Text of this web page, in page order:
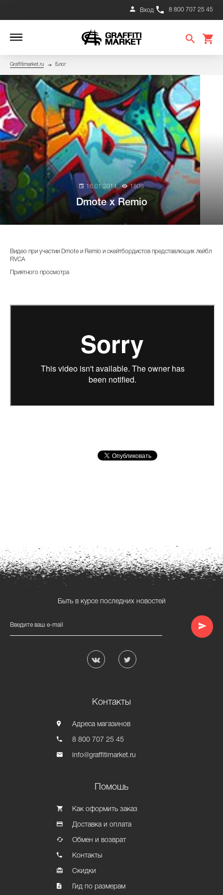
8 800 707 25 45
Вход
Graffitimarket.ru Блог
16.01.2014 1806
Dmote x Remio
Видео при участии Dmote и Remio и скейтбордистов представлющих лейбл
RVCA
Приятного просмотра
Быть в курсе последних новостей
Введите ваш e-mail
Контакты
Адреса магазинов
8 800 707 25 45
info@graffitimarket.ru
Помошь
Как оформить заказ
Доставка и оплата
Обмен и возврат
Контакты
Скидки
Гид по размерам